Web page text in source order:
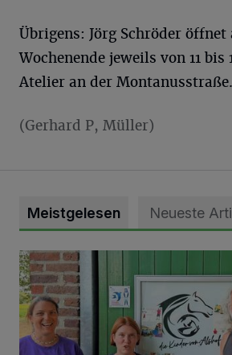
Übrigens: Jörg Schröder öffnet
Wochenende jeweils von 11 bis
Atelier an der Montanusstraße.
(Gerhard P, Müller)
Meistgelesen Neueste
Vorbildlicher Einsatz für den